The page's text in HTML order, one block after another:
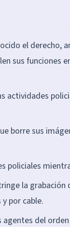
el derecho,
sus funciones
actividades
borre sus
policiales
la grabación
por cable.
del